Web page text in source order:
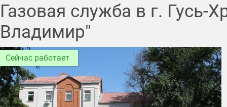
Газовая служба в г. Гусь-
Владимир"
Сейчас работает